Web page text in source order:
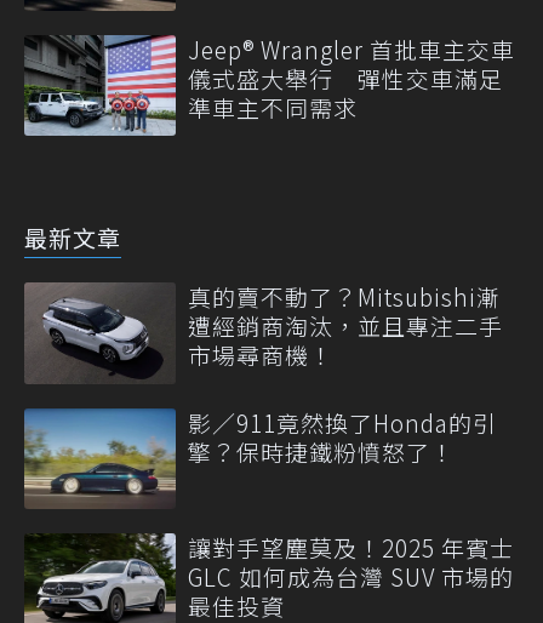
Jeep® Wrangler 首批車主交車
儀式盛大舉行 彈性交車滿足
準車主不同需求
最新文章
真的賣不動了？Mitsubishi漸
遭經銷商淘汰，並且專注二手
市場尋商機！
影／911竟然換了Honda的引
擎？保時捷鐵粉憤怒了！
讓對手望塵莫及！2025 年賓士
GLC 如何成為台灣 SUV 市場的
最佳投資